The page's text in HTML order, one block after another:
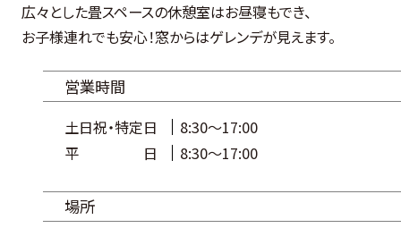
広々とした畳スペースの休憩室はお昼寝もでき、
お子様連れでも安心！窓からはゲレンデが見えます。
営業時間
土日祝・特定日
8:30～17:00
平日
8:30～17:00
場所